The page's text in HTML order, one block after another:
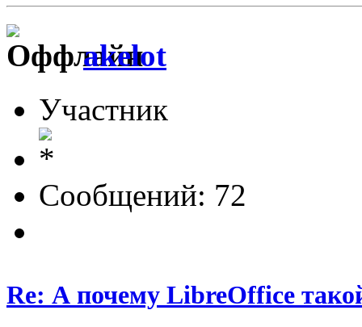
akelot
Участник
Сообщений: 72
Re: А почему LibreOffice